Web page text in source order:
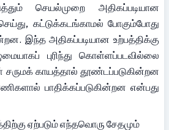
செயல்முறை அதிகப்படியான
கட்டுக்கடங்காமல் போகும்போது
இந்த அதிகப்படியான உற்பத்திக்கு
புரிந்து கொள்ளப்படவில்லை
சருமக் காயத்தால் தூண்டப்படுகின்றன
பாதிக்கப்படுகின்றன என்பது
ஏற்படும் எந்தவொரு சேதமும்